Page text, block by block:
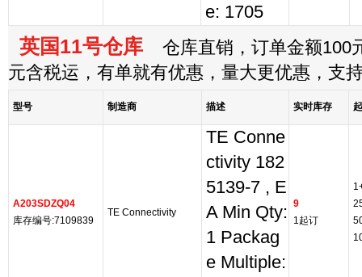
e: 1705
英国11号仓库 仓库直销，订单金额100
元含税运，有单就有优惠，量大更优惠，支
型号 制造商 描述 实时库存
A203SDZQ04
库存编号:7109839
TE Connectivity
TE Conne
ctivity 182
5139-7 , E
A Min Qty:
1 Packag
e Multiple:
9
1起订